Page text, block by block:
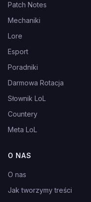
Patch Notes
Mechaniki
Lore
Esport
Poradniki
Darmowa Rotacja
Słownik LoL
Countery
Meta LoL
O NAS
O nas
Jak tworzymy treści